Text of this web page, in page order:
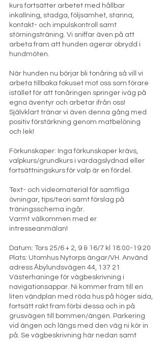
kurs fortsätter arbetet med hållbar
inkallning, stadga, följsamhet, stanna,
kontakt- och impulskontroll samt
störningsträning. Vi sniffar även på att
arbeta fram att hunden agerar obrydd i
hundmöten.
När hunden nu börjar bli tonåring så vill vi
arbeta tillbaka fokuset mot oss som förare
istället för att tonåringen springer iväg på
egna äventyr och arbetar ifrån oss!
Självklart tränar vi även denna gång med
positiv förstärkning genom matbelöning
och lek!
Förkunskaper: Inga förkunskaper krävs,
valpkurs/grundkurs i vardagslydnad eller
fortsättningskurs för valp är en fördel.
Text- och videomaterial för samtliga
övningar, tips/teori samt förslag på
träningsschema ingår.
Varmt välkommen med er
intresseanmälan!
Datum: Tors 25/6 + 2, 9 & 16/7 kl 18:00-19:20
Plats: Utomhus Nytorps ängar/VH. Använd
adress Åbylundsvägen 44, 137 21
Västerhaninge för vägbeskrivning i
navigationsappar. Ni kommer fram till en
liten vändplan med röda hus på höger sida,
fortsätt rakt fram förbi dessa och in på
grusvägen till bommen/ängen. Parkering
vid ängen och längs med den väg ni kör in
på. Se vägbeskrivning här nedan samt